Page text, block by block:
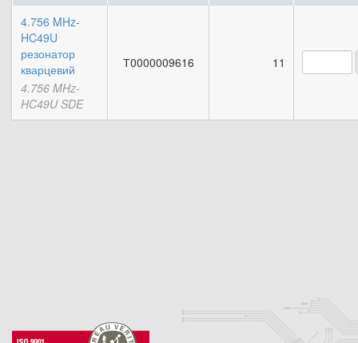
4.756 MHz-
HC49U
резонатор
кварцевий
4.756 MHz-
HC49U SDE
Т0000009616 11